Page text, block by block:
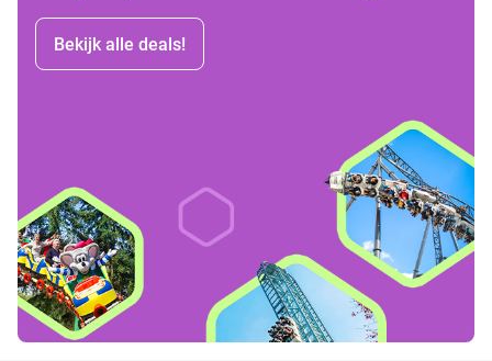
Bekijk alle deals!